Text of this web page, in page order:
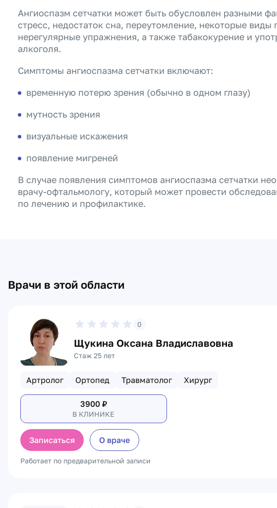
Ангиоспазм сетчатки может быть обусловлен разными
стресс, недостаток сна, переутомление, некоторые
нерегулярные упражнения, а также табакокурение и
алкоголя.
Симптомы ангиоспазма сетчатки включают:
временную потерю зрения (обычно в одном глазу)
мутность зрения
визуальные искажения
появление мигреней
В случае появления симптомов ангиоспазма сетчатки
врачу-офтальмологу, который может провести
по лечению и профилактике.
Врачи в этой области
0
Щукина Оксана Владиславовна
Стаж 25 лет
Артролог Ортопед Травматолог Хирург
3900₽
В КЛИНИКЕ
Записаться О враче
Работает по предварительной записи